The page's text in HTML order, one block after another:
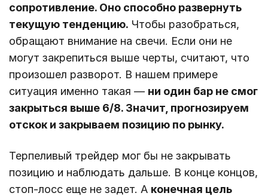
сопротивление. Оно способно развернуть
текущую тенденцию. Чтобы разобраться,
обращают внимание на свечи. Если они не
могут закрепиться выше черты, считают, что
произошел разворот. В нашем примере
ситуация именно такая ― ни один бар не смог
закрыться выше 6/8. Значит, прогнозируем
отскок и закрываем позицию по рынку.
Терпеливый трейдер мог бы не закрывать
позицию и наблюдать дальше. В конце концов,
стоп-лосс еще не задет. А конечная цель